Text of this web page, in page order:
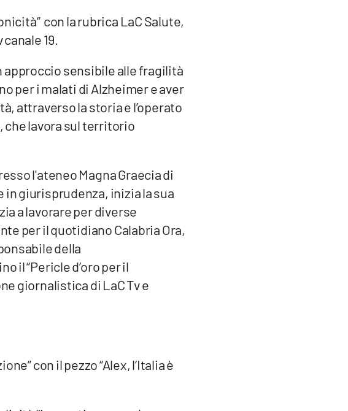
con la rubrica LaC Salute,
19.
approccio sensibile alle fragilità
per i malati di Alzheimer e aver
attraverso la storia e l’operato
che lavora sul territorio
l'ateneo Magna Graecia di
in giurisprudenza, inizia la sua
a lavorare per diverse
per il quotidiano Calabria Ora,
della
il “Pericle d’oro per il
giornalistica di LaC Tv e
con il pezzo “Alex, l’Italia è